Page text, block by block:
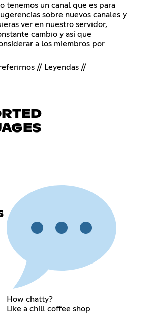
tenemos un canal que es para
sobre nuevos canales y
ver en nuestro servidor,
cambio y así que
a los miembros por
// Leyendas //
How chatty?
Like a chill coffee shop